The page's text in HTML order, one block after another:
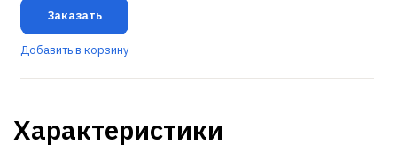
Заказать
Добавить в корзину
Характеристики